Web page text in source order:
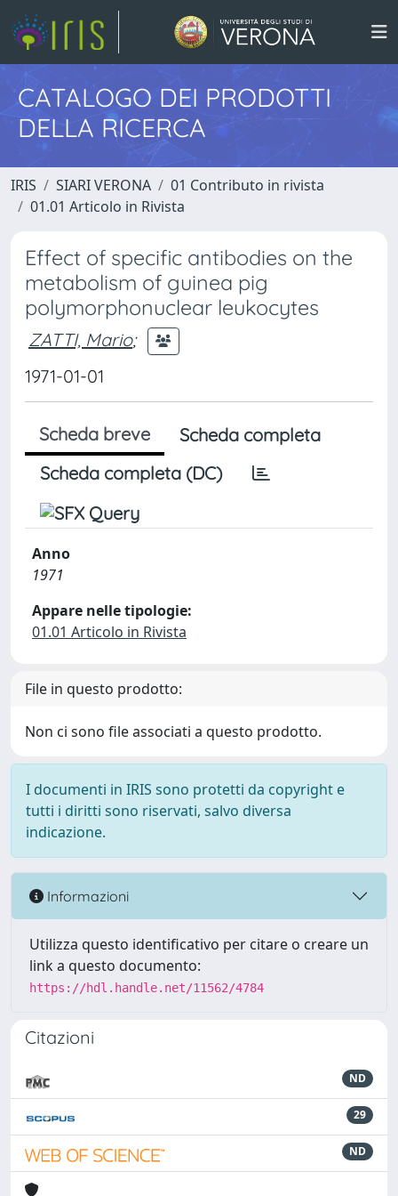
CATALOGO DEI PRODOTTI
DELLA RICERCA
IRIS SIARI VERONA
01 Contributo in rivista
01.01 Articolo in Rivista
Effect of specific antibodies on the
metabolism of guinea pig
polymorphonuclear leukocytes
ZATTI, Mario;
1971-01-01
Scheda breve
Scheda completa
Scheda completa (DC)
Anno
1971
Appare nelle tipologie:
01.01 Articolo in Rivista
File in questo prodotto:
Non ci sono file associati a questo prodotto.
I documenti in IRIS sono protetti da copyright e
tutti i diritti sono riservati, salvo diversa
indicazione.
Informazioni
Utilizza questo identificativo per citare o creare un
link a questo documento:
https://hdl.handle.net/11562/4784
Citazioni
ND
29
ND